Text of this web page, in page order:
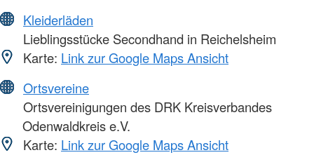
Kleiderläden
Lieblingsstücke Secondhand in Reichelsheim
Karte: Link zur Google Maps Ansicht
Ortsvereine
Ortsvereinigungen des DRK Kreisverbandes
Odenwaldkreis e.V.
Karte: Link zur Google Maps Ansicht